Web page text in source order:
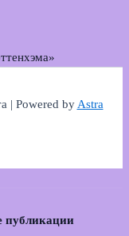
| Powered byAstra
публикации